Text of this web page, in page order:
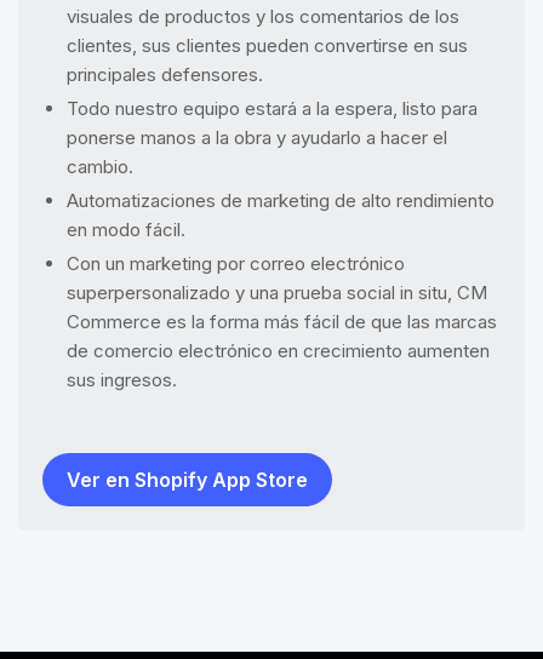
visuales de productos y los comentarios de los
clientes, sus clientes pueden convertirse en sus
principales defensores.
Todo nuestro equipo estará a la espera, listo para
ponerse manos a la obra y ayudarlo a hacer el
cambio.
Automatizaciones de marketing de alto rendimiento
en modo fácil.
Con un marketing por correo electrónico
superpersonalizado y una prueba social in situ, CM
Commerce es la forma más fácil de que las marcas
de comercio electrónico en crecimiento aumenten
sus ingresos.
Ver en Shopify App Store